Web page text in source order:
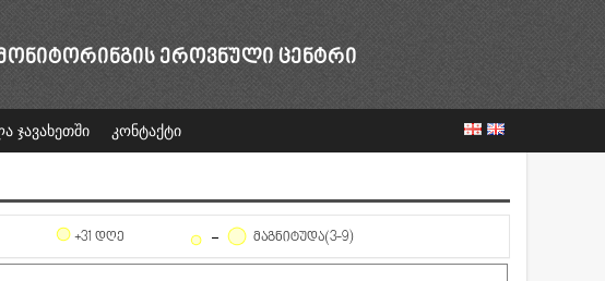
ᲔᲠᲝᲕᲜᲣᲚᲘ ᲪᲔᲜᲢᲠᲘ
ჯავახეთში კონტაქტი
+31 ᲓᲦᲔ ᲛᲐᲒᲜᲘᲢᲣᲓᲐ(3-9)